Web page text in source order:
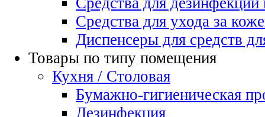
Средства для ухода за
Диспенсеры для средств
Товары по типу помещения
Кухня / Столовая
Бумажно-гигиеническая
Дезинфекция